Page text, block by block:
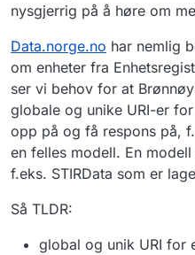
nysgjerrig på å høre om
Data.norge.no har nemlig
om enheter fra
ser vi behov for at
globale og unike URI-er
opp på og få respons på,
en felles modell. En
f.eks. STIRData som er
Så TLDR:
global og unik URI for